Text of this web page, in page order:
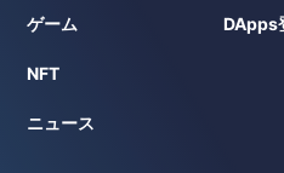
ゲーム
NFT
ニュース
DApps